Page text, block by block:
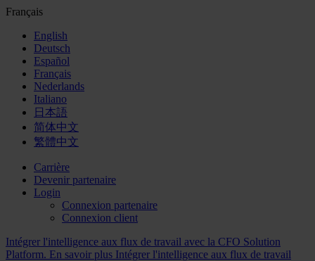
Français
English
Deutsch
Español
Français
Nederlands
Italiano
日本語
简体中文
繁體中文
Carrière
Devenir partenaire
Login
Connexion partenaire
Connexion client
Intégrer l'intelligence aux flux de travail avec la CFO Solution
Platform. En savoir plus Intégrer l'intelligence aux flux de travail